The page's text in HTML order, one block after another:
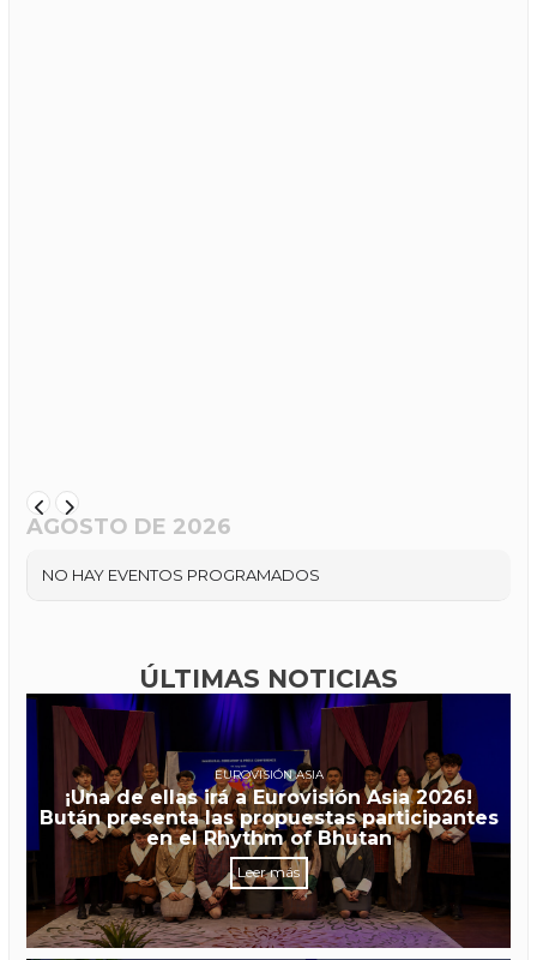
AGOSTO DE 2026
NO HAY EVENTOS PROGRAMADOS
ÚLTIMAS NOTICIAS
EUROVISIÓN ASIA
¡Una de ellas irá a Eurovisión Asia 2026!
Bután presenta las propuestas participantes
en el Rhythm of Bhutan
Leer más